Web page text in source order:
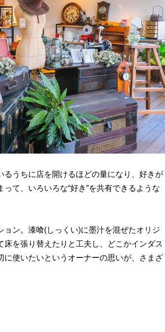
うちに店を開けるほどの量になり、好きが
て、いろいろな“好き”を共有できるような
ン。漆喰(しっくい)に墨汁を混ぜたオリジ
を張り替えたりと工夫し、どこかインダス
に使いたいというオーナーの思いが、さまざ